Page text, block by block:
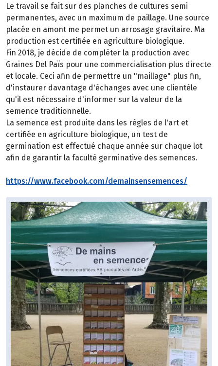
Le travail se fait sur des planches de cultures semi
permanentes, avec un maximum de paillage. Une source
placée en amont me permet un arrosage gravitaire. Ma
production est certifiée en agriculture biologique.
Fin 2018, je décide de compléter la production avec
Graines Del Païs pour une commercialisation plus directe
et locale. Ceci afin de permettre un "maillage" plus fin,
d'instaurer davantage d'échanges avec une clientèle
qu'il est nécessaire d'informer sur la valeur de la
semence traditionnelle.
La semence est produite dans les règles de l'art et
certifiée en agriculture biologique, un test de
germination est effectué chaque année sur chaque lot
afin de garantir la faculté germinative des semences.
https://www.facebook.com/demainsensemences/